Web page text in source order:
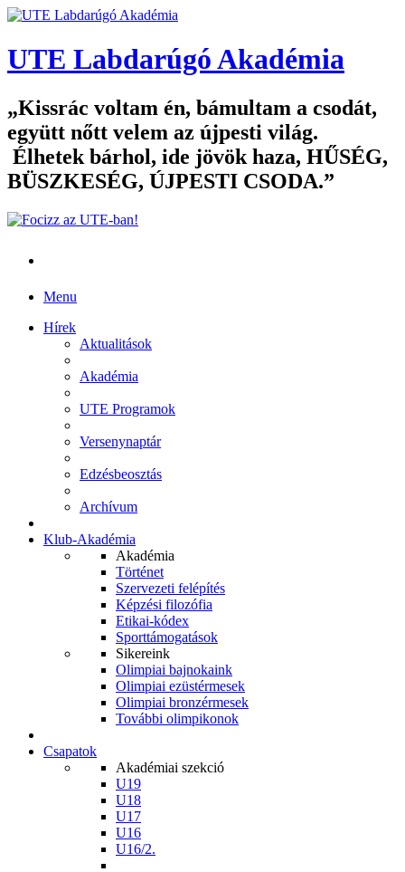
UTE Labdarúgó Akadémia
Kissrác voltam én, bámultam a csodát,
együtt nőtt velem az újpesti világ.
Élhetek bárhol, ide jövök haza, HŰSÉG,
BÜSZKESÉG, ÚJPESTI CSODA.
Menu
Hírek
Aktualitások
Akadémia
UTE Programok
Versenynaptár
Edzésbeosztás
Archívum
Klub-Akadémia
Akadémia
Történet
Szervezeti felépítés
Képzési filozófia
Etikai-kódex
Sporttámogatások
Sikereink
Olimpiai bajnokaink
Olimpiai ezüstérmesek
Olimpiai bronzérmesek
További olimpikonok
Csapatok
Akadémiai szekció
U19
U18
U17
U16
U16/2.